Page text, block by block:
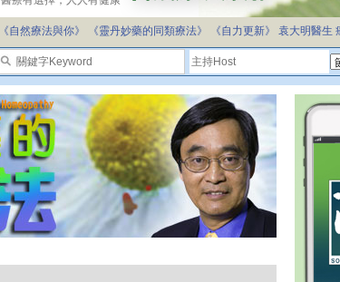
《自然療法與你》 《靈丹妙藥的同類療法》 《自力更新》 袁大明醫生